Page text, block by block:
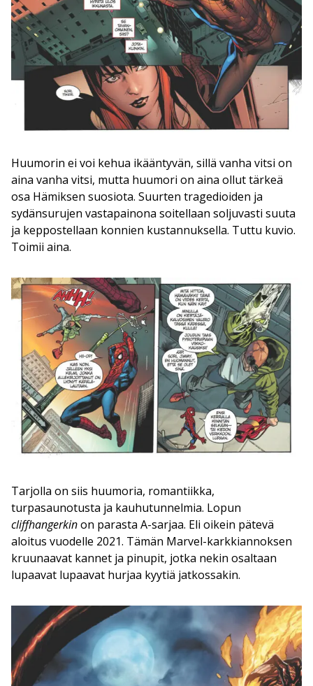
Huumorin ei voi kehua ikääntyvän, sillä vanha vitsi on
aina vanha vitsi, mutta huumori on aina ollut tärkeä
osa Hämiksen suosiota. Suurten tragedioiden ja
sydänsurujen vastapainona soitellaan soljuvasti suuta
ja keppostellaan konnien kustannuksella. Tuttu kuvio.
Toimii aina.
Tarjolla on siis huumoria, romantiikka,
turpasaunotusta ja kauhutunnelmia. Lopun
cliffhangerkinon parasta A-sarjaa. Eli oikein pätevä
aloitus vuodelle 2021. Tämän Marvel-karkkiannoksen
kruunaavat kannet ja pinupit, jotka nekin osaltaan
lupaavat lupaavat hurjaa kyytiä jatkossakin.